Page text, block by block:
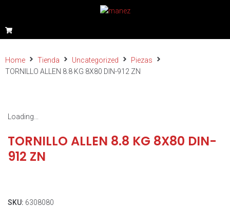
Home Tienda Uncategorized
Piezas
TORNILLO ALLEN 8.8 KG 8X80 DIN-912 ZN
Loading...
TORNILLO ALLEN 8.8 KG 8X80 DIN-
912 ZN
SKU: 6308080